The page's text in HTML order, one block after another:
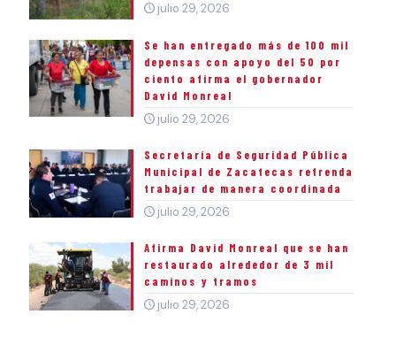
julio 29, 2026
Se han entregado más de 100 mil
depensas con apoyo del 50 por
ciento afirma el gobernador
David Monreal
julio 29, 2026
Secretaría de Seguridad Pública
Municipal de Zacatecas refrenda
trabajar de manera coordinada
julio 29, 2026
Afirma David Monreal que se han
restaurado alrededor de 3 mil
caminos y tramos
julio 29, 2026